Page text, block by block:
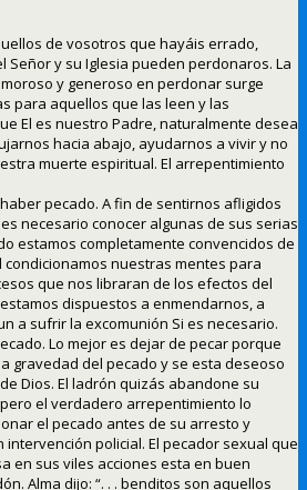
de vosotros que hayáis errado,
Señor y su Iglesia pueden perdonaros. La
y generoso en perdonar surge
para aquellos que las leen y las
El es nuestro Padre, naturalmente desea
hacia abajo, ayudarnos a vivir y no
muerte espiritual. El arrepentimiento
pecado. A fin de sentirnos afligidos
necesario conocer algunas de sus serias
estamos completamente convencidos de
nuestras mentes para
que nos libraran de los efectos del
dispuestos a enmendarnos, a
a sufrir la excomunión Si es necesario.
Lo mejor es dejar de pecar porque
gravedad del pecado y se esta deseoso
Dios. El ladrón quizás abandone su
el verdadero arrepentimiento lo
el pecado antes de su arresto y
policial. El pecador sexual que
en sus viles acciones esta en buen
Alma dijo: “. . . benditos son aquellos